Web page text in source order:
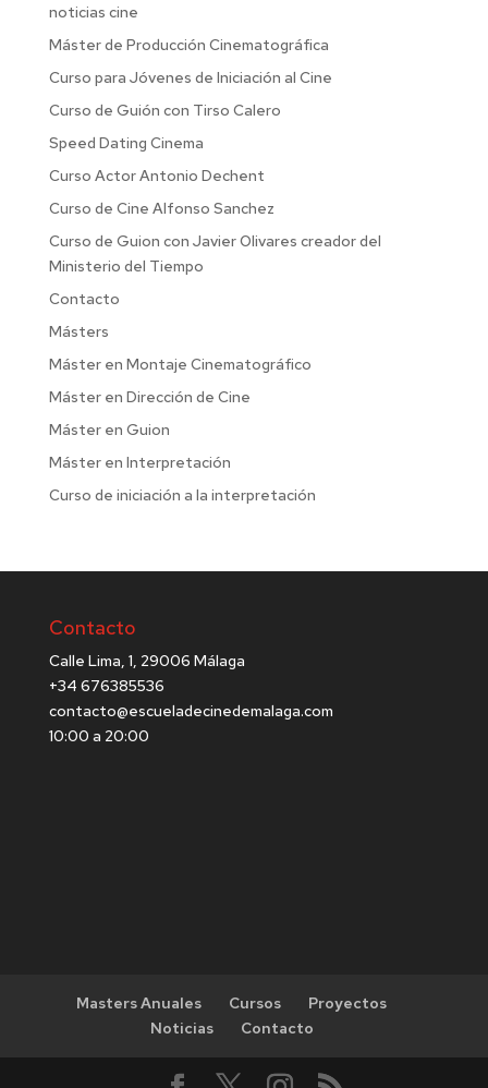
noticias cine
Máster de Producción Cinematográfica
Curso para Jóvenes de Iniciación al Cine
Curso de Guión con Tirso Calero
Speed Dating Cinema
Curso Actor Antonio Dechent
Curso de Cine Alfonso Sanchez
Curso de Guion con Javier Olivares creador del
Ministerio del Tiempo
Contacto
Másters
Máster en Montaje Cinematográfico
Máster en Dirección de Cine
Máster en Guion
Máster en Interpretación
Curso de iniciación a la interpretación
Contacto
Calle Lima, 1, 29006 Málaga
+34 676385536
contacto@escueladecinedemalaga.com
10:00 a 20:00
Masters Anuales Cursos
Proyectos
Noticias
Contacto